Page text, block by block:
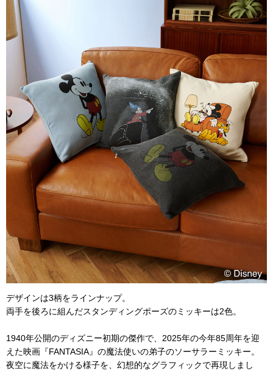
デザインは3柄をラインナップ。
両手を後ろに組んだスタンディングポーズのミッキーは2色。
1940年公開のディズニー初期の傑作で、2025年の今年85周年を迎
えた映画 『FANTASIA』の魔法使いの弟子のソーサラーミッキー。
夜空に魔法をかける様子を、幻想的なグラフィックで再現しまし